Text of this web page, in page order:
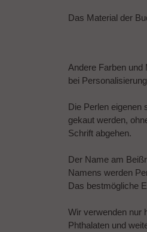
hinzugefügt
Das Material der
Andere Farben
bei
Die Perlen eigenen
gekaut werden,
Schrift abgehen.
Der Name am
Namens werden
Das bestmögliche
Wir verwenden nur
Phthalaten und